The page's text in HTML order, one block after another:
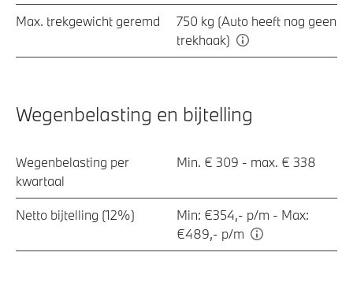
Max. trekgewicht geremd
750 kg (Auto heeft nog geen
trekhaak)
Wegenbelasting en bijtelling
Wegenbelasting per
kwartaal
Min. € 309 - max. € 338
Netto bijtelling (12%)
Min: €354,- p/m - Max:
€489,- p/m